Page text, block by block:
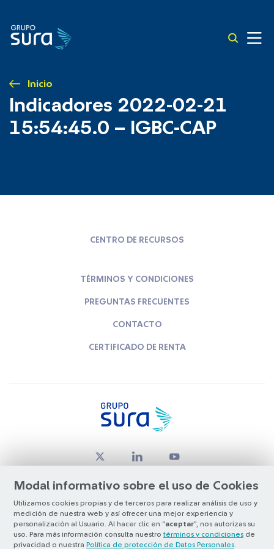
Inicio
Indicadores 2022-02-21
15:54:45.0 – IGBC-CAP
Modal informativo sobre el uso de Cookies
Utilizamos cookies propias y de terceros para realizar análisis de uso y
medición de nuestra web y así ofrecer una mejor experiencia y
personalización al Usuario. Al hacer clic en “aceptar”, nos autorizas su
uso. Para más información consulta nuestro términos y condiciones de
privacidad o nuestra Política de protección de Datos Personales
CENTRO DE RECURSOS
TÉRMINOS Y CONDICIONES
PREGUNTAS FRECUENTES
CONTACTO
CERTIFICADO DE RENTA
© Copyright Grupo SURA 2026